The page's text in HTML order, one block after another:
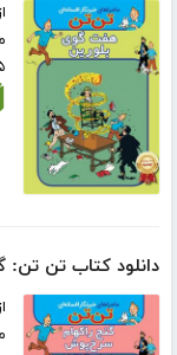
دانلود کتاب تن